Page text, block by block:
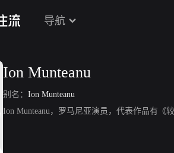
导航
Ion Munteanu
别名： Ion Munteanu
Ion Munteanu，罗马尼亚演员，代表作品有《